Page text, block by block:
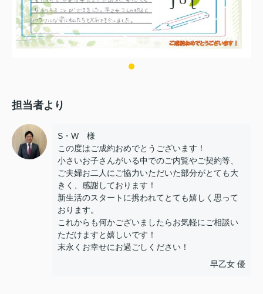
担当者より
S・W 様
この度はご成約おめでとうございます！
小さいお子さんがいる中でのご内覧やご契約等、
ご夫婦お二人にご協力いただいた部分がとても大
きく、感謝しております！
新生活のスタートに携われてとても嬉しく思って
おります。
これからも何かございましたらお気軽にご相談い
ただけますと嬉しいです！
末永くお幸せにお過ごしください！
早乙女 優